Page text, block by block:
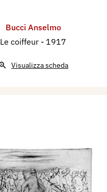
Bucci Anselmo
Le coiffeur - 1917
Visualizza scheda